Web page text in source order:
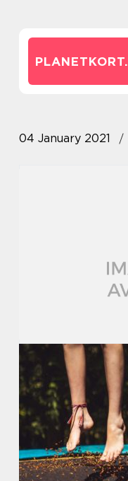
PLANETKORT.
04 January 2021